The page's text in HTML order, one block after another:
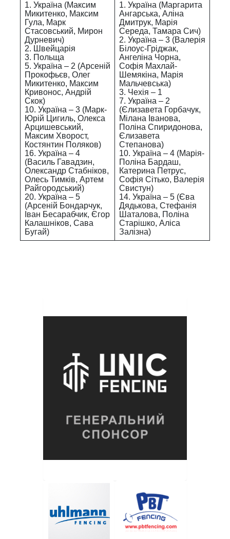
1. Україна (Максим
Микитенко, Максим
Гула, Марк
Стасовський, Мирон
Дурневич)
2. Швейцарія
3. Польща
5. Україна – 2 (Арсеній
Прокофьєв, Олег
Микитенко, Максим
Кривонос, Андрій
Скок)
10. Україна – 3 (Марк-
Юрій Цигиль, Олекса
Арцишевський,
Максим Хворост,
Костянтин Поляков)
16. Україна – 4
(Василь Гавадзин,
Олександр Стабніков,
Олесь Тимків, Артем
Райгородський)
20. Україна – 5
(Арсеній Бондарчук,
Іван Бесарабчик, Єгор
Калашніков, Сава
Бугай)
1. Україна (Маргарита
Ангарська, Аліна
Дмитрук, Марія
Середа, Тамара Сич)
2. Україна – 3 (Валерія
Білоус-Гріджак,
Ангеліна Чорна,
Софія Махлай-
Шемякіна, Марія
Мальчевська)
3. Чехія – 1
7. Україна – 2
(Єлизавета Горбачук,
Мілана Іванова,
Поліна Спиридонова,
Єлизавета
Степанова)
10. Україна – 4 (Марія-
Поліна Бардаш,
Катерина Петрус,
Софія Сітько, Валерія
Свистун)
14. Україна – 5 (Єва
Дядькова, Стефанія
Шаталова, Поліна
Старішко, Аліса
Залізна)